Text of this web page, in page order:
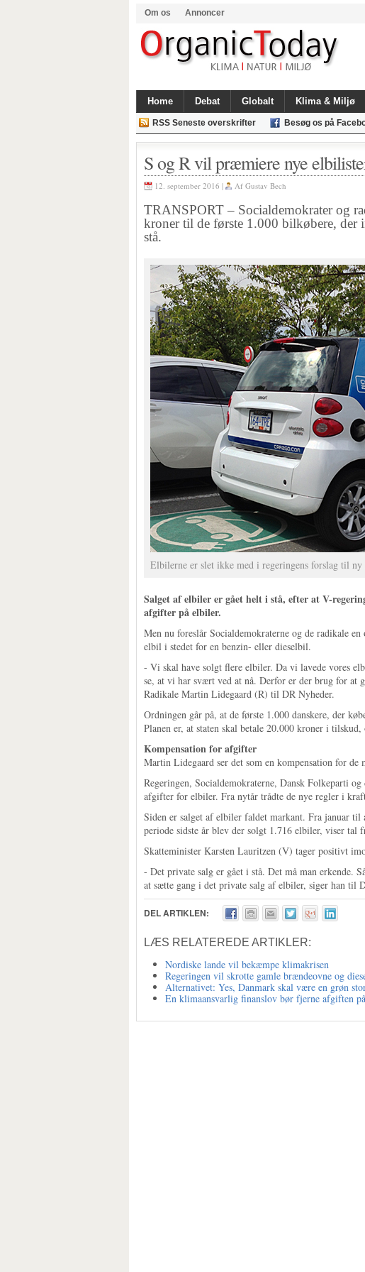
Om os Annoncer
Home Debat Globalt Klima & Miljø
RSS Seneste overskrifter Besøg os på
S og R vil præmiere nye
12. september 2016 | Af Gustav Bech
TRANSPORT – Socialdemokrater og
kroner til de første 1.000 bilkøbere, der
stå.
Elbilerne er slet ikke med i regeringens forslag til
Salget af elbiler er gået helt i stå, efter at V-
afgifter på elbiler.
Men nu foreslår Socialdemokraterne og de radikale
elbil i stedet for en benzin- eller dieselbil.
- Vi skal have solgt flere elbiler. Da vi lavede vores
se, at vi har svært ved at nå. Derfor er der brug for at
Radikale Martin Lidegaard (R) til DR Nyheder.
Ordningen går på, at de første 1.000 danskere, der
Planen er, at staten skal betale 20.000 kroner i
Kompensation for afgifter
Martin Lidegaard ser det som en kompensation for
Regeringen, Socialdemokraterne, Dansk Folkeparti
afgifter for elbiler. Fra nytår trådte de nye regler i
Siden er salget af elbiler faldet markant. Fra januar
periode sidste år blev der solgt 1.716 elbiler, viser tal
Skatteminister Karsten Lauritzen (V) tager positivt
- Det private salg er gået i stå. Det må man erkende.
at sætte gang i det private salg af elbiler, siger han til
DEL ARTIKLEN:
LÆS RELATEREDE ARTIKLER:
Nordiske lande vil bekæmpe klimakrisen
Regeringen vil skrotte gamle brændeovne og
Alternativet: Yes, Danmark skal være en grøn
En klimaansvarlig finanslov bør fjerne afgiften